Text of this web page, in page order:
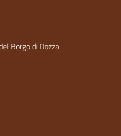
Borgo di Dozza